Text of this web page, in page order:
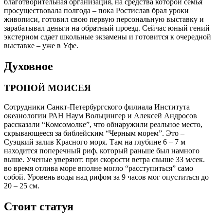
благотворительная организация, на средства которой семья
просуществовала полгода – пока Ростислав брал уроки
живописи, готовил свою первую персональную выставку и
зарабатывал деньги на обратный проезд. Сейчас юный гений
экстерном сдает школьные экзамены и готовится к очередной
выставке – уже в Уфе.
Духовное
ТРОПОЙ МОИСЕЯ
Сотрудники Санкт-Петербургского филиала Института
океанологии РАН Наум Вольцингер и Алексей Андросов
рассказали “Комсомолке”, что обнаружили реальное место,
скрывающееся за библейским “Черным морем”. Это –
Суэцкий залив Красного моря. Там на глубине 6 – 7 м
находится поперечный риф, который раньше был намного
выше. Ученые уверяют: при скорости ветра свыше 33 м/сек.
во время отлива море вполне могло “расступиться” само
собой. Уровень воды над рифом за 9 часов мог опуститься до
20 – 25 см.
Стоит статуя